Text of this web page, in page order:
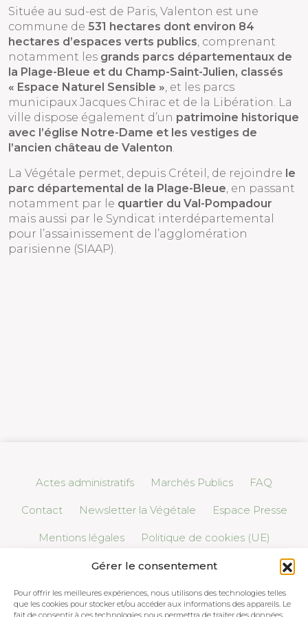
Gérer le consentement
Pour offrir les meilleures expériences, nous utilisons des technologies telles
que les cookies pour stocker et/ou accéder aux informations des appareils. Le
fait de consentir à ces technologies nous permettra de traiter des données
Située au sud-est de Paris, Valenton est une
commune de 531 hectares dont environ 84
hectares d’espaces verts publics, comprenant
notamment les grands parcs départementaux de
la Plage-Bleue et du Champ-Saint-Julien, classés
« Espace Naturel Sensible », et les parcs
municipaux Jacques Chirac et de la Libération. La
ville dispose également d’un patrimoine historique
avec l’église Notre-Dame et les vestiges de
l’ancien château de Valenton.
La Végétale permet, depuis Créteil, de rejoindre le
parc départemental de la Plage-Bleue, en passant
notamment par le quartier du Val-Pompadour
mais aussi par le Syndicat interdépartemental
pour l’assainissement de l’agglomération
parisienne (SIAAP).
Actes administratifs Marchés Publics FAQ
Contact Newsletter la Végétale Espace Presse
Mentions légales Politique de cookies (UE)